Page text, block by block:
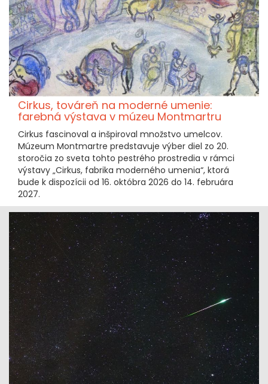
Cirkus, továreň na moderné umenie:
farebná výstava v múzeu Montmartru
Cirkus fascinoval a inšpiroval množstvo umelcov.
Múzeum Montmartre predstavuje výber diel zo 20.
storočia zo sveta tohto pestrého prostredia v rámci
výstavy „Cirkus, fabrika moderného umenia“, ktorá
bude k dispozícii od 16. októbra 2026 do 14. februára
2027.